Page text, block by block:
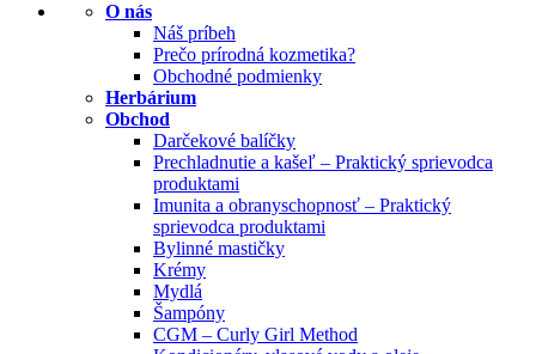
O nás
Náš príbeh
Prečo prírodná kozmetika?
Obchodné podmienky
Herbárium
Obchod
Darčekové balíčky
Prechladnutie a kašeľ – Praktický sprievodca
produktami
Imunita a obranyschopnosť – Praktický
sprievodca produktami
Bylinné mastičky
Krémy
Mydlá
Šampóny
CGM – Curly Girl Method